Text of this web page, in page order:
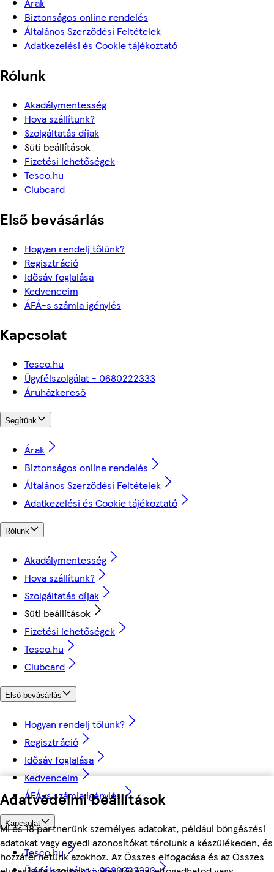
Adatvédelmi beállítások
Mi és 18 partnerünk személyes adatokat, például böngészési
adatokat vagy egyedi azonosítókat tárolunk a készülékeden, és
hozzáférhetünk azokhoz. Az Összes elfogadása és az Összes
Biztonságos online rendelés
Általános Szerződési Feltételek
Adatkezelési és Cookie tájékoztató
Rólunk
Akadálymentesség
Hova szállítunk?
Szolgáltatás díjak
Süti beállítások
Fizetési lehetőségek
Tesco.hu
Clubcard
Első bevásárlás
Hogyan rendelj tőlünk?
Regisztráció
Idősáv foglalása
Kedvenceim
ÁFÁ-s számla igénylés
Kapcsolat
Tesco.hu
Ügyfélszolgálat - 0680222333
Áruházkereső
Segítünk
Árak
Biztonságos online rendelés
Általános Szerződési Feltételek
Adatkezelési és Cookie tájékoztató
Rólunk
Akadálymentesség
Hova szállítunk?
Szolgáltatás díjak
Süti beállítások
Fizetési lehetőségek
Tesco.hu
Clubcard
Első bevásárlás
Hogyan rendelj tőlünk?
Regisztráció
Idősáv foglalása
Kedvenceim
ÁFÁ-s számla igénylés
Kapcsolat
Tesco.hu